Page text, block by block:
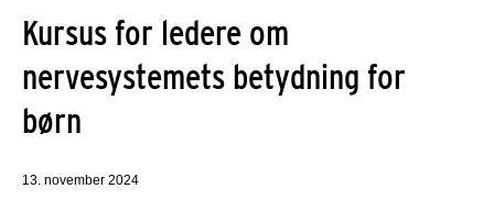
Kursus for ledere om
nervesystemets betydning for
børn
13. november 2024